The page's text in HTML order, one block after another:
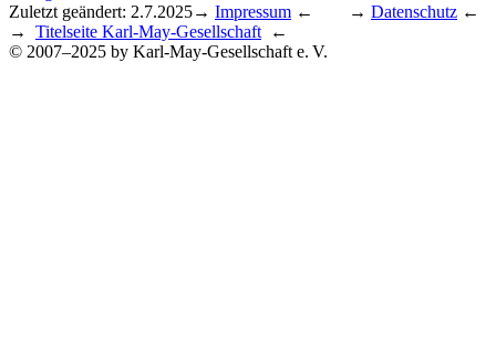
Zuletzt geändert: 2.7.2025→ Impressum ← → Datenschutz ←
→ Titelseite Karl-May-Gesellschaft ←
© 2007–2025 by Karl-May-Gesellschaft e. V.